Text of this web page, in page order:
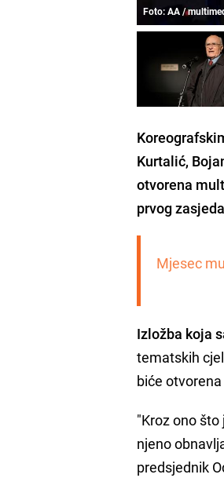
Foto: AA /
Kurtalić,
otvorena
prvog
Mjesec
Izložba koja
tematskih
biće
"Kroz ono
njeno
predsjednik